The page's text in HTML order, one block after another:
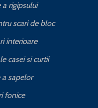
rigipsului
scari de bloc
interioare
casei si curtii
a sapelor
fonice